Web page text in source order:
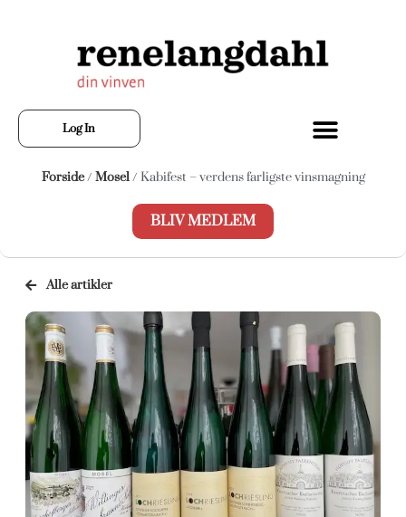
Log In
Forside/ Mosel/ Kabifest – verdens farligste vinsmagning
BLIV MEDLEM
Alle artikler